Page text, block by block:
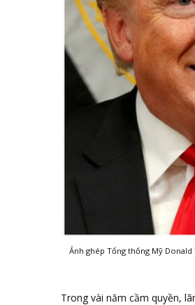
Ảnh ghép Tổng thống Mỹ
Trong vài năm cầm quyền,